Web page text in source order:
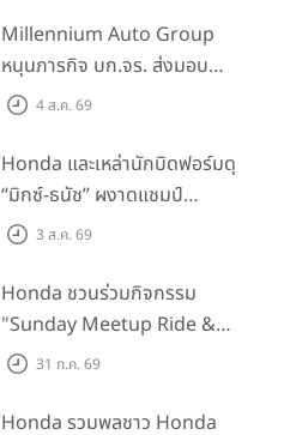
Millennium Auto Group
หนุนภารกิจ บก.จร. ส่งมอบ
BMW R 1300 GS และ F 900
พร้อม ยกระดับทักษะการขับขี่
เสริมศักยภาพตำรวจจราจร
4 ส.ค. 69
Honda และเหล่านักบิดฟอร์มดุ
“มิกซ์-ธนัช” ผงาดแชมป์
SS600 2 สนามติด “ข้าวกล้อง”
สนาม 2
3 ส.ค. 69
Honda ชวนร่วมกิจกรรม
"Sunday Meetup Ride &
Soul" จิบกาแฟ พูดคุย แลก
กัน 16 ส.ค. นี้
31 ก.ค. 69
Honda รวมพลชาว Honda